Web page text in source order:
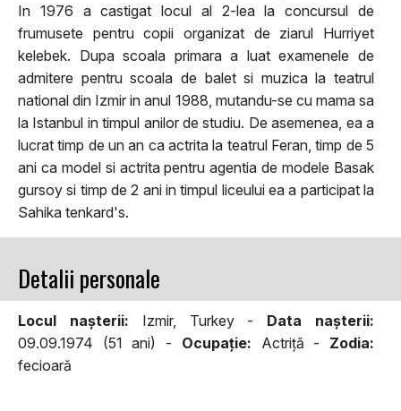
In 1976 a castigat locul al 2-lea la concursul de
frumusete pentru copii organizat de ziarul Hurriyet
kelebek. Dupa scoala primara a luat examenele de
admitere pentru scoala de balet si muzica la teatrul
national din Izmir in anul 1988, mutandu-se cu mama sa
la Istanbul in timpul anilor de studiu. De asemenea, ea a
lucrat timp de un an ca actrita la teatrul Feran, timp de 5
ani ca model si actrita pentru agentia de modele Basak
gursoy si timp de 2 ani in timpul liceului ea a participat la
Sahika tenkard's.
Detalii personale
Locul naşterii: Izmir, Turkey - Data naşterii:
09.09.1974 (51 ani) - Ocupaţie: Actriţă - Zodia:
fecioară